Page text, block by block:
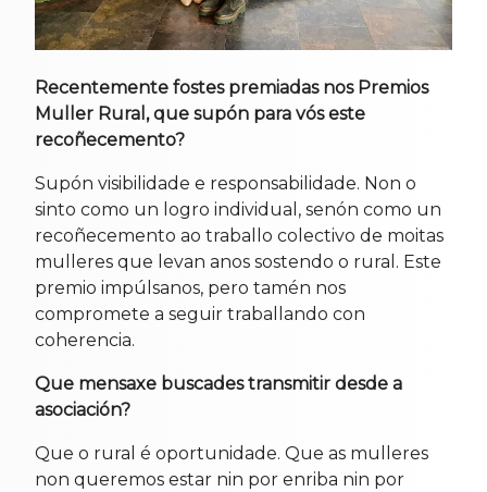
Recentemente fostes premiadas nos Premios
Muller Rural, que supón para vós este
recoñecemento?
Supón visibilidade e responsabilidade. Non o
sinto como un logro individual, senón como un
recoñecemento ao traballo colectivo de moitas
mulleres que levan anos sostendo o rural. Este
premio impúlsanos, pero tamén nos
compromete a seguir traballando con
coherencia.
Que mensaxe buscades transmitir desde a
asociación?
Que o rural é oportunidade. Que as mulleres
non queremos estar nin por enriba nin por